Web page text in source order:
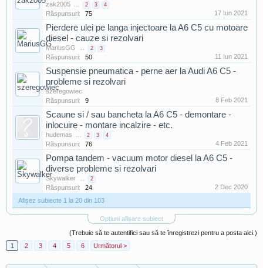
zak2005 ... 2 3 4
Răspunsuri: 75 17 Iun 2021
Pierdere ulei pe langa injectoare la A6 C5 cu motoare
diesel - cauze si rezolvari
MariusGG ... 2 3
Răspunsuri: 50 11 Iun 2021
Suspensie pneumatica - perne aer la Audi A6 C5 -
probleme si rezolvari
szeregowiec
Răspunsuri:
9 8 Feb 2021
Scaune si / sau bancheta la A6 C5 - demontare -
inlocuire - montare incalzire - etc.
hudemas ... 2 3 4
Răspunsuri: 76 4 Feb 2021
Pompa tandem - vacuum motor diesel la A6 C5 -
diverse probleme si rezolvari
Skywalker ... 2
Răspunsuri: 24
2 Dec 2020
Afișez subiecte 1 la 20 din 103
Opțiuni afișare subiect
(Trebuie să te autentifici sau să te înregistrezi pentru a posta aici.)
1
2 3 4 5 6 Următorul >